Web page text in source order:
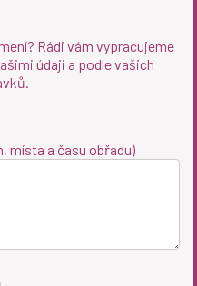
Rádi vám vypracujeme
údaji a podle vašich
místa a času obřadu)